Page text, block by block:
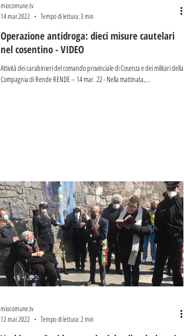
Operazione antidroga: dieci misure cautelari
nel cosentino - VIDEO
Attività dei carabinieri del comando provinciale di Cosenza e dei militari della
Compagnia di Rende RENDE – 14 mar. 22 - Nella mattinata,...
miocomune.tv
14 mar 2022
Tempo di lettura: 3 min
miocomune.tv
12 mar 2022
Tempo di lettura: 2 min